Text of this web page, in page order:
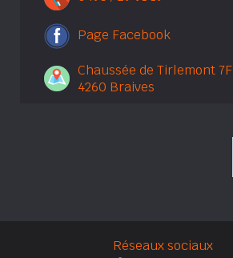
Page Facebook
Chaussée de Tirlemont 7F
4260 Braives
Réseaux sociaux